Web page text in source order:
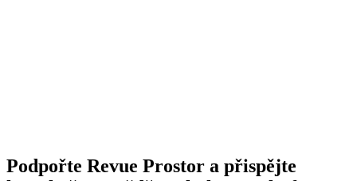
Podpořte Revue Prostor a přispějte